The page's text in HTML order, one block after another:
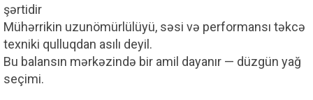
şərtidir
Mühərrikin uzunömürlülüyü, səsi və performansı təkcə
texniki qulluqdan asılı deyil.
Bu balansın mərkəzində bir amil dayanır — düzgün yağ
seçimi.